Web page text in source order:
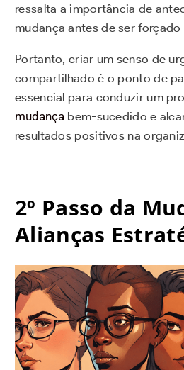
ressalta a importância de
mudança antes de ser forçado
Portanto, criar um senso de
compartilhado é o ponto de
essencial para conduzir um
mudança bem-sucedido e
resultados positivos na
2º Passo da
Alianças